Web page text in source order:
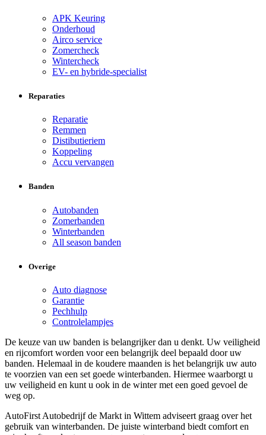
APK Keuring
Onderhoud
Airco service
Zomercheck
Wintercheck
EV- en hybride-specialist
Reparaties
Reparatie
Remmen
Distibutieriem
Koppeling
Accu vervangen
Banden
Autobanden
Zomerbanden
Winterbanden
All season banden
Overige
Auto diagnose
Garantie
Pechhulp
Controlelampjes
De keuze van uw banden is belangrijker dan u denkt. Uw veiligheid
en rijcomfort worden voor een belangrijk deel bepaald door uw
banden. Helemaal in de koudere maanden is het belangrijk uw auto
te voorzien van een set goede winterbanden. Hiermee waarborgt u
uw veiligheid en kunt u ook in de winter met een goed gevoel de
weg op.
AutoFirst Autobedrijf de Markt in Wittem adviseert graag over het
gebruik van winterbanden. De juiste winterband biedt comfort en